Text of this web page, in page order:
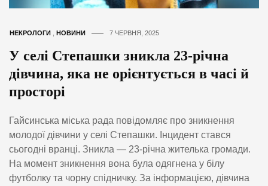
НЕКРОЛОГИ НОВИНИ 7 ЧЕРВНЯ, 2025
У селі Степашки зникла 23-річна
дівчина, яка не орієнтується в часі й
просторі
Гайсинська міська рада повідомляє про зникнення
молодої дівчини у селі Степашки. Інцидент стався
сьогодні вранці. Зникла — 23-річна жителька громади.
На момент зникнення вона була одягнена у білу
футболку та чорну спідничку. За інформацією, дівчина